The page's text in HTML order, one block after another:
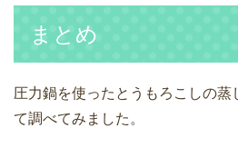
まとめ
圧力鍋を使ったとうもろこしの蒸
て調べてみました。